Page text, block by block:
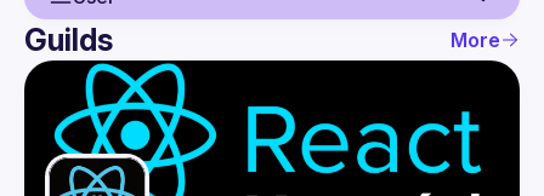
User
Events
Guilds
Guilds More